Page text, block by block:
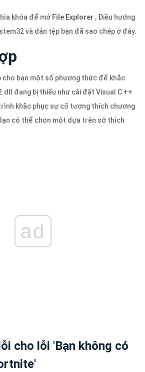
khóa để mở File Explorer , Điều hướng
và dán tệp bạn đã sao chép ở đây.
cho bạn một số phương thức để khắc
đang bị thiếu như cài đặt Visual C ++
khắc phục sự cố tương thích chương
có thể chọn một dựa trên sở thích
ad
cho lỗi 'Bạn không có